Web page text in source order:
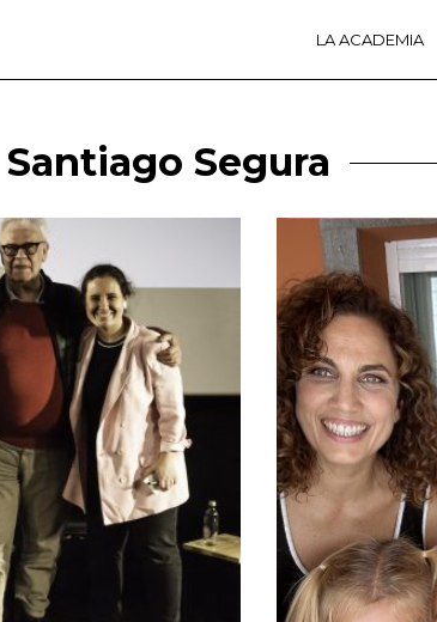
LA ACADEMIA
Santiago Segura
LA